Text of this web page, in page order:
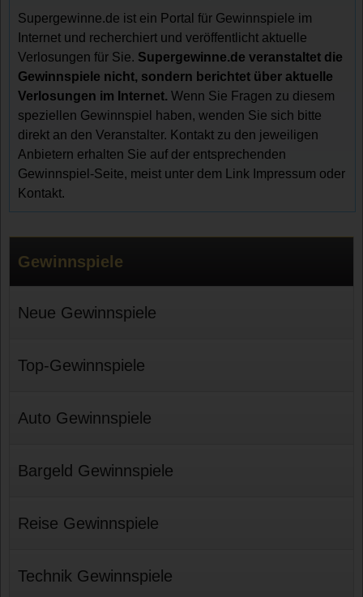
Supergewinne.de ist ein Portal für Gewinnspiele im
Internet und recherchiert und veröffentlicht aktuelle
Verlosungen für Sie. Supergewinne.de veranstaltet die
Gewinnspiele nicht, sondern berichtet über aktuelle
Verlosungen im Internet. Wenn Sie Fragen zu diesem
speziellen Gewinnspiel haben, wenden Sie sich bitte
direkt an den Veranstalter. Kontakt zu den jeweiligen
Anbietern erhalten Sie auf der entsprechenden
Gewinnspiel-Seite, meist unter dem Link Impressum oder
Kontakt.
Gewinnspiele
Neue Gewinnspiele
Top-Gewinnspiele
Auto Gewinnspiele
Bargeld Gewinnspiele
Reise Gewinnspiele
Technik Gewinnspiele